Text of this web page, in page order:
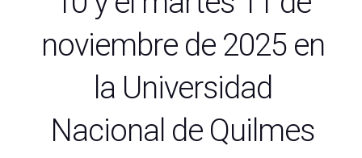
noviembre de 2025 en
la Universidad
Nacional de Quilmes